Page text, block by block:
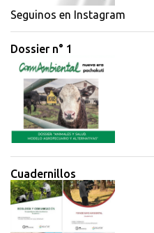
i
o
s
Seguinos en Instagram
Dossier n° 1
Cuadernillos